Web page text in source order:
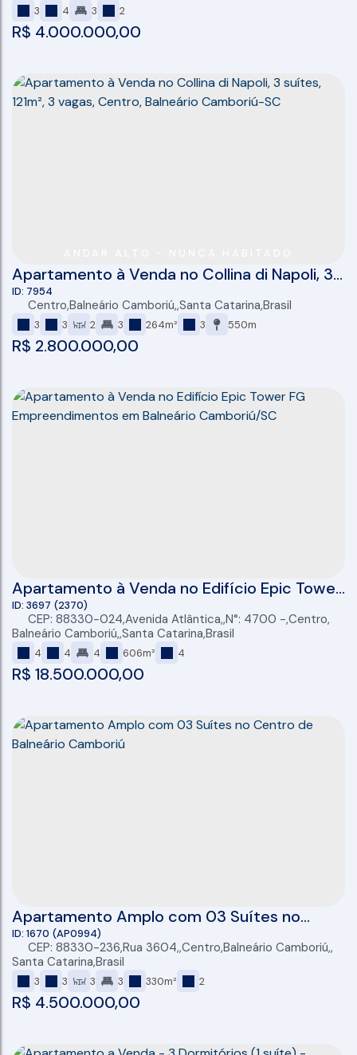
R$ 4.000.000,00
3 4 3 2
Apartamento à Venda no Collina di Napoli, 3
suítes, 121m², 3 vagas, Centro, Balneário
Camboriú-SC
R$ 2.800.000,00
7954
Centro,Balneário Camboriú ,Santa Catarina,Brasil
3 3 2 3 264m² 3 550m
Apartamento à Venda no Edifício Epic Tower
FG Empreendimentos em Balneário
Camboriú/SC
R$ 18.500.000,00
3697 (2370)
CEP: 88330-024,Avenida Atlântica ,N°: 4700 ,Centro,
Balneário Camboriú ,Santa Catarina,Brasil
4 4 4 606m² 4
Apartamento Amplo com 03 Suítes no
Centro de Balneário Camboriú
R$ 4.500.000,00
1670 (AP0994)
CEP: 88330-236,Rua 3604 ,Centro,Balneário Camboriú ,
Santa Catarina,Brasil
3 3 3 3 330m² 2